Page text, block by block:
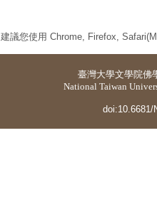
建議您使用 Chrome, Firefox,
臺灣大學文學院佛
National Taiwan
doi:10.6681/